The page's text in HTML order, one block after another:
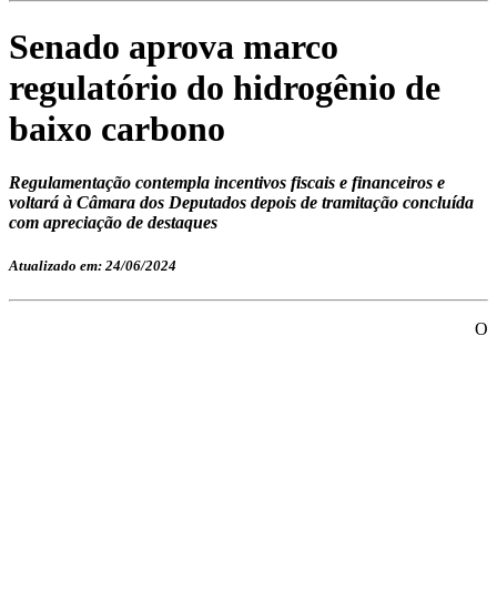
Senado aprova marco
regulatório do hidrogênio de
baixo carbono
Regulamentação contempla incentivos fiscais e financeiros e
voltará à Câmara dos Deputados depois de tramitação concluída
com apreciação de destaques
Atualizado em: 24/06/2024
O